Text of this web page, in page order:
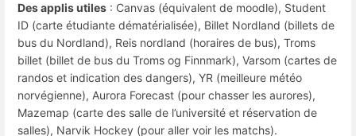
Des applis utiles : Canvas (équivalent de moodle), Student
ID (carte étudiante dématérialisée), Billet Nordland (billets de
bus du Nordland), Reis nordland (horaires de bus), Troms
billet (billet de bus du Troms og Finnmark), Varsom (cartes de
randos et indication des dangers), YR (meilleure météo
norvégienne), Aurora Forecast (pour chasser les aurores),
Mazemap (carte des salle de l’université et réservation de
salles), Narvik Hockey (pour aller voir les matchs).